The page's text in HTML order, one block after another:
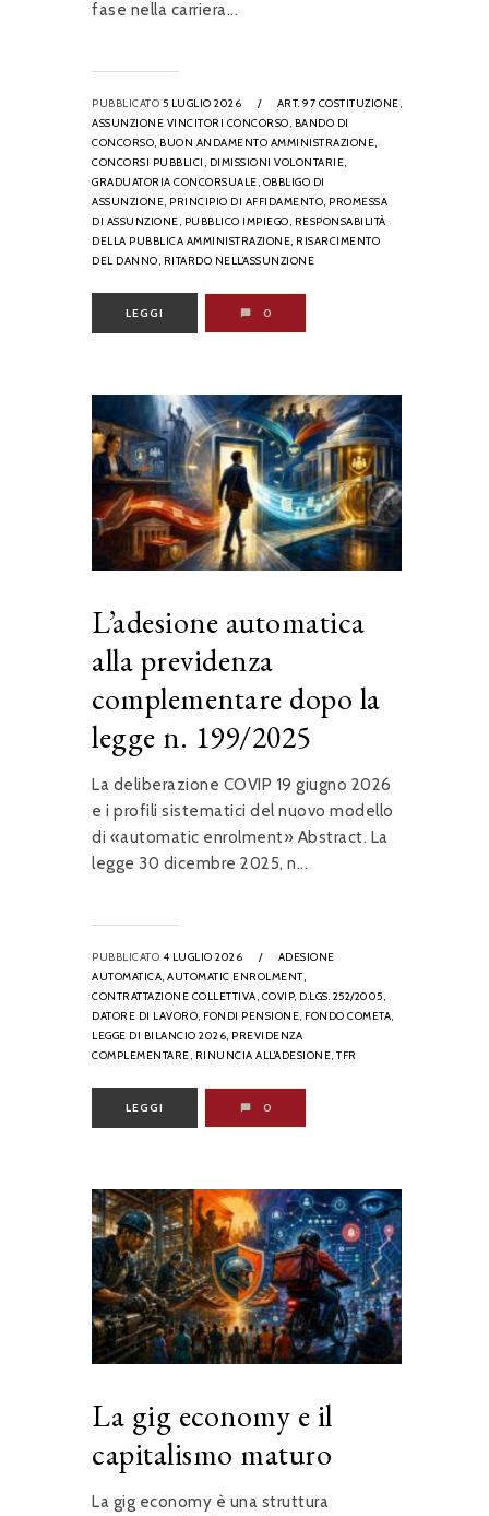
fase nella carriera...
PUBBLICATO 5 LUGLIO 2026 /
ART. 97 COSTITUZIONE,
ASSUNZIONE VINCITORI CONCORSO, BANDO DI
CONCORSO, BUON ANDAMENTO AMMINISTRAZIONE,
CONCORSI PUBBLICI, DIMISSIONI VOLONTARIE,
GRADUATORIA CONCORSUALE, OBBLIGO DI
ASSUNZIONE, PRINCIPIO DI AFFIDAMENTO, PROMESSA
DI ASSUNZIONE, PUBBLICO IMPIEGO, RESPONSABILITÀ
DELLA PUBBLICA AMMINISTRAZIONE, RISARCIMENTO
DEL DANNO, RITARDO NELL’ASSUNZIONE
LEGGI 0
L’adesione automatica
alla previdenza
complementare dopo la
legge n. 199/2025
La deliberazione COVIP 19 giugno 2026
e i profili sistematici del nuovo modello
di «automatic enrolment» Abstract. La
legge 30 dicembre 2025, n...
PUBBLICATO 4 LUGLIO 2026 /
ADESIONE
AUTOMATICA, AUTOMATIC ENROLMENT,
CONTRATTAZIONE COLLETTIVA, COVIP, D.LGS. 252/2005,
DATORE DI LAVORO, FONDI PENSIONE, FONDO COMETA,
LEGGE DI BILANCIO 2026, PREVIDENZA
COMPLEMENTARE, RINUNCIA ALL’ADESIONE, TFR
LEGGI 0
La gig economy e il
capitalismo maturo
La gig economy è una struttura